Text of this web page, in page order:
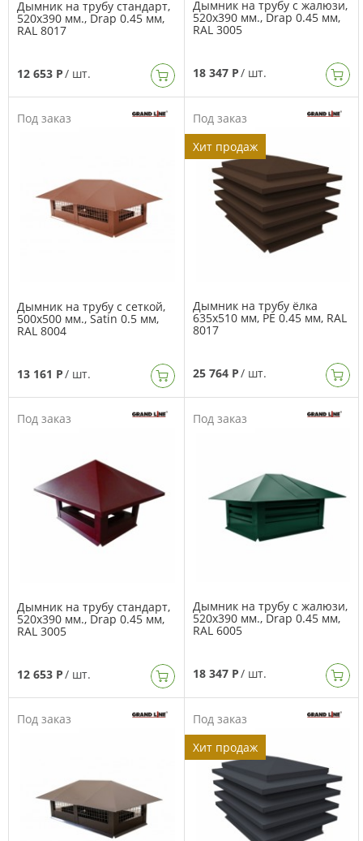
Дымник на трубу стандарт,
520х390 мм., Drap 0.45 мм,
RAL 8017
12 653 Р/ шт.
Дымник на трубу с жалюзи,
520х390 мм., Drap 0.45 мм,
RAL 3005
18 347 Р/ шт.
Под заказ
Дымник на трубу с сеткой,
500х500 мм., Satin 0.5 мм,
RAL 8004
13 161 Р/ шт.
Под заказ
Хит продаж
Дымник на трубу ёлка
635х510 мм, PE 0.45 мм, RAL
8017
25 764 Р/ шт.
Под заказ
Дымник на трубу стандарт,
520х390 мм., Drap 0.45 мм,
RAL 3005
12 653 Р/ шт.
Под заказ
Дымник на трубу с жалюзи,
520х390 мм., Drap 0.45 мм,
RAL 6005
18 347 Р/ шт.
Под заказ
Под заказ
Хит продаж